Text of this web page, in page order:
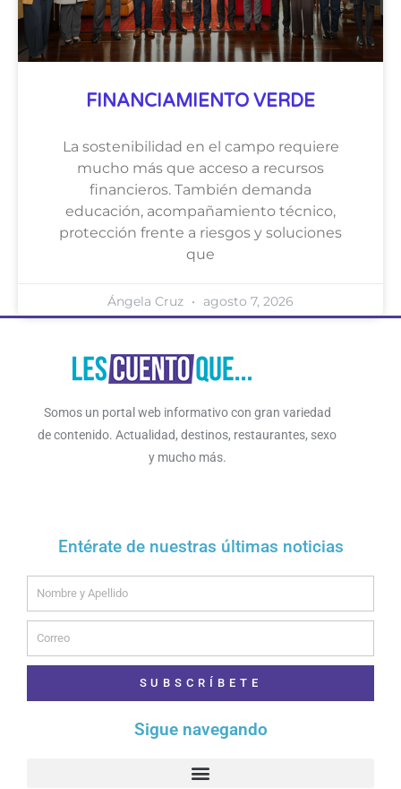
FINANCIAMIENTO VERDE
La sostenibilidad en el campo requiere
mucho más que acceso a recursos
financieros. También demanda
educación, acompañamiento técnico,
protección frente a riesgos y soluciones
que
Ángela Cruz agosto 7, 2026
Somos un portal web informativo con gran variedad
de contenido. Actualidad, destinos, restaurantes, sexo
y mucho más.
Entérate de nuestras últimas noticias
SUBSCRÍBETE
Sigue navegando